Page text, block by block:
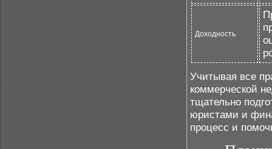
Доходность
Учитывая все
коммерческой
тщательно
юристами и
процесс и